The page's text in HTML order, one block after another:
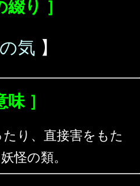
綴り ］
気 】
味 ］
り、直接害をもた
怪の類。